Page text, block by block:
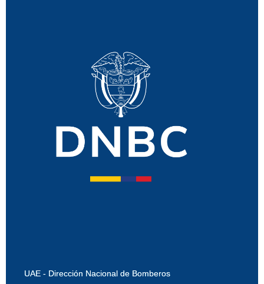
UAE - Dirección Nacional de Bomberos